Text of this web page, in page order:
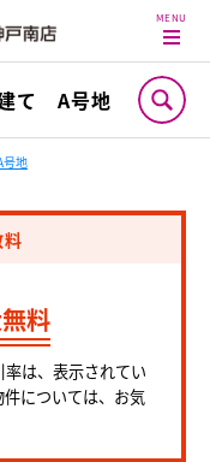
て A号地
地
料
は、表示されてい
については、お気